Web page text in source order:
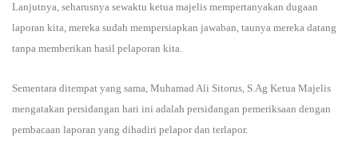
Lanjutnya, seharusnya sewaktu ketua majelis mempertanyakan dugaan
laporan kita, mereka sudah mempersiapkan jawaban, taunya mereka datang
tanpa memberikan hasil pelaporan kita.
Sementara ditempat yang sama, Muhamad Ali Sitorus, S.Ag Ketua Majelis
mengatakan persidangan hari ini adalah persidangan pemeriksaan dengan
pembacaan laporan yang dihadiri pelapor dan terlapor.